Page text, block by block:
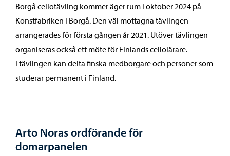
Borgå cellotävling kommer äger rum i oktober 2024 på
Konstfabriken i Borgå. Den väl mottagna tävlingen
arrangerades för första gången år 2021. Utöver tävlingen
organiseras också ett möte för Finlands cellolärare.
I tävlingen kan delta finska medborgare och personer som
studerar permanent i Finland.
Arto Noras ordförande för
domarpanelen